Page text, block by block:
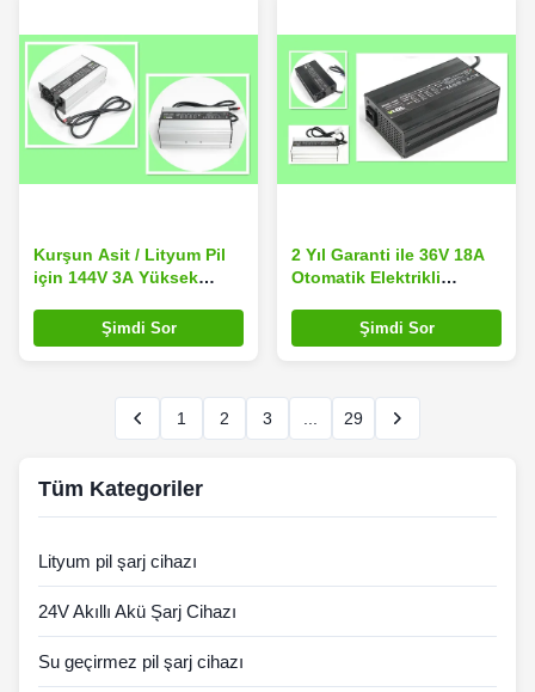
Kurşun Asit / Lityum Pil
için 144V 3A Yüksek
600W ÇıkışŞimdi Sor
2 Yıl Garanti ile 36V 18A
Otomatik Elektrikli
Şimdi Sor
1 2 3 29
Tüm Kategoriler
Lityum pil şarj cihazı
24V Akıllı Akü Şarj Cihazı
Su geçirmez pil şarj cihazı